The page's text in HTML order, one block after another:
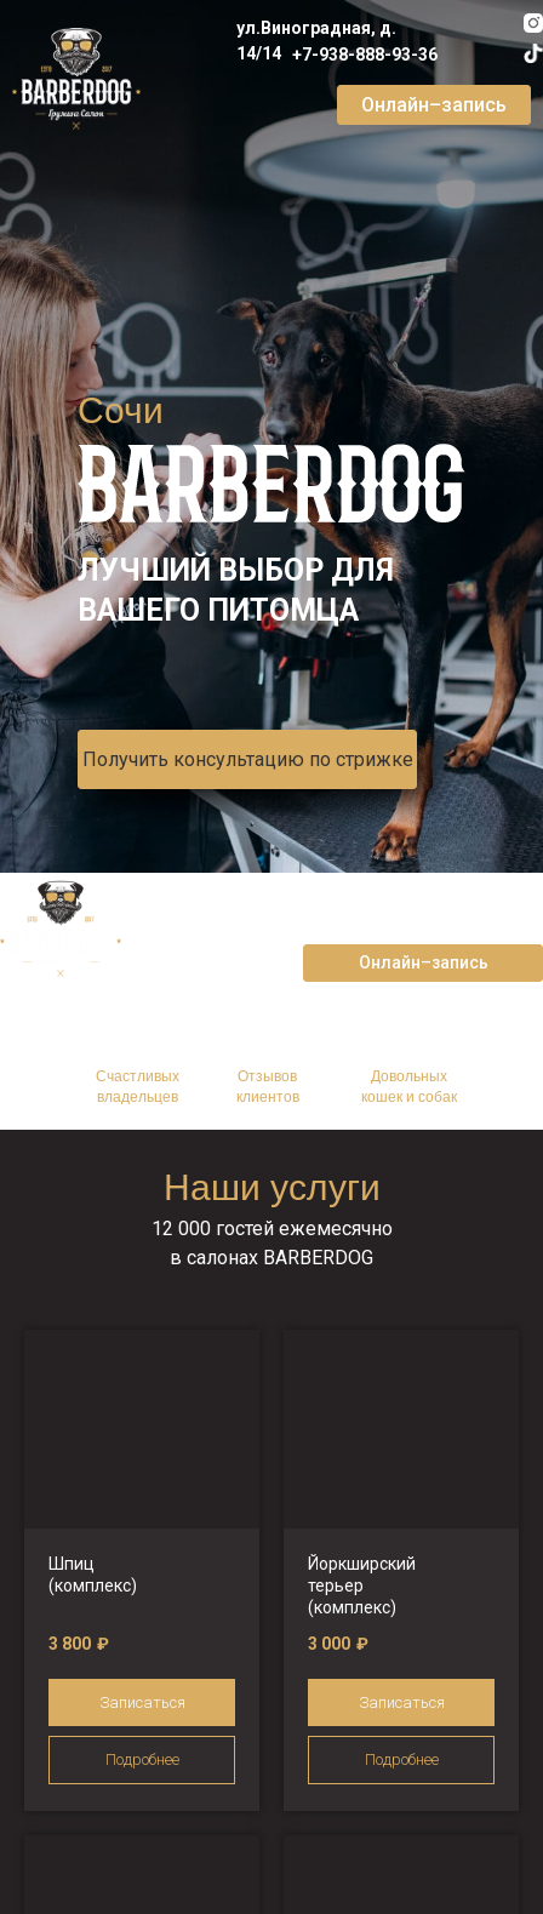
ЛУЧШИЙ ВЫБОР ДЛЯ
ВАШЕГО ПИТОМЦА
Получить консультацию по стрижке
Онлайн–запись
+7-938-888-93-36
ул.Виноградная, д.
14/14
Сочи
Онлайн–запись
Счастливых
владельцев
Отзывов
клиентов
Довольных
кошек и собак
Наши услуги
12 000 гостей ежемесячно
в салонах BARBERDOG
Шпиц
(комплекс)
3 800 ₽
Записаться
Подробнее
Йоркширский
терьер
(комплекс)
3 000 ₽
Записаться
Подробнее